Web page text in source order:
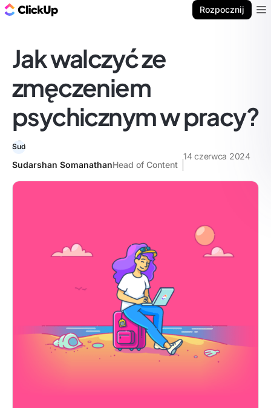
Rozpocznij
Jak walczyć ze
zmęczeniem
psychicznym w pracy?
Sudarshan SomanathanHead of Content
14 czerwca 2024